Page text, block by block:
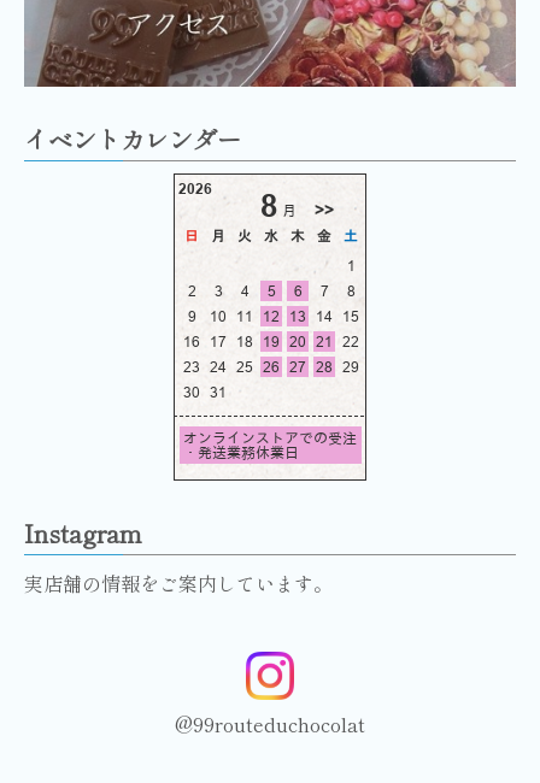
イベントカレンダー
Instagram
実店舗の情報をご案内しています。
@99routeduchocolat